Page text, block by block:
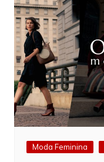
Moda Feminina